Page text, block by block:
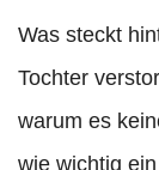
Was steckt
Tochter
warum es
wie wichtig